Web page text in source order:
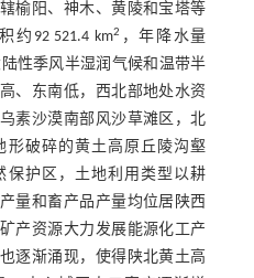
榆阳、神木、黄陵和宝塔等
约92 521.4 km2 ，年降水量
性季风半湿润气候和温带半
、东南低，西北部地处水资
素沙漠南部风沙草滩区，北
形破碎的黄土高原丘陵沟壑
保护区，土地利用类型以耕
量和畜产品产量均位居陕西
产资源大力发展能源化工产
逐渐涌现，使得陕北黄土高